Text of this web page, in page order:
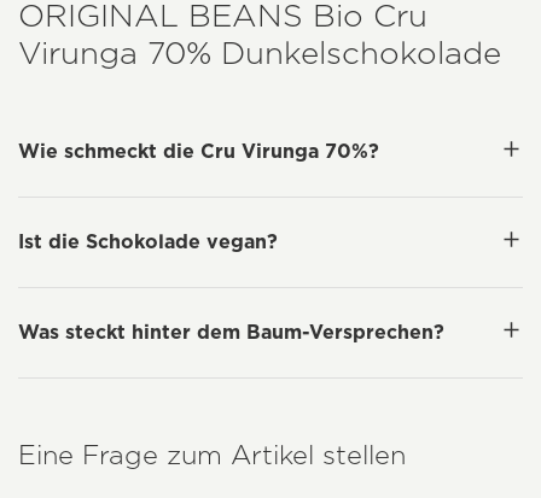
ORIGINAL BEANS Bio Cru
Virunga 70% Dunkelschokolade
Wie schmeckt die Cru Virunga 70%?
Ist die Schokolade vegan?
Was steckt hinter dem Baum-Versprechen?
Eine Frage zum Artikel stellen